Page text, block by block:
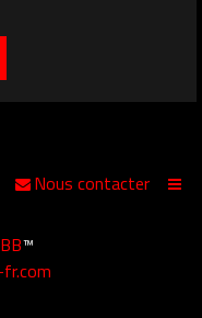
Nous contacter
™